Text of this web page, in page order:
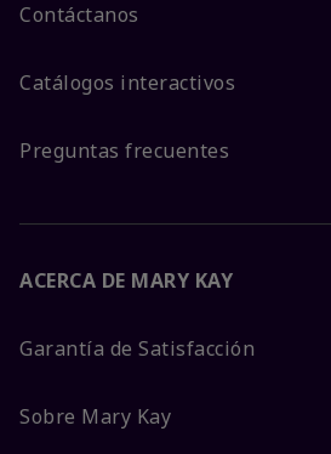
Contáctanos
Catálogos interactivos
Preguntas frecuentes
ACERCA DE MARY KAY
Garantía de Satisfacción
Sobre Mary Kay